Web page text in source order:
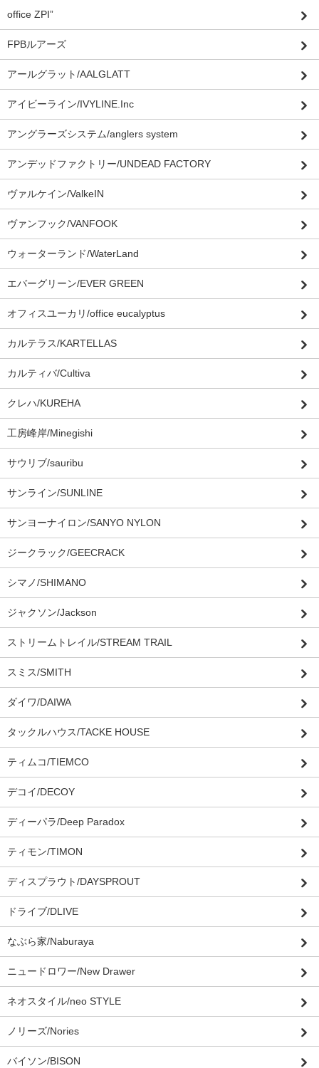
office ZPI”
FPBルアーズ
アールグラット/AALGLATT
アイビーライン/IVYLINE.Inc
アングラーズシステム/anglers system
アンデッドファクトリー/UNDEAD FACTORY
ヴァルケイン/ValkeIN
ヴァンフック/VANFOOK
ウォーターランド/WaterLand
エバーグリーン/EVER GREEN
オフィスユーカリ/office eucalyptus
カルテラス/KARTELLAS
カルティバ/Cultiva
クレハ/KUREHA
工房峰岸/Minegishi
サウリブ/sauribu
サンライン/SUNLINE
サンヨーナイロン/SANYO NYLON
ジークラック/GEECRACK
シマノ/SHIMANO
ジャクソン/Jackson
ストリームトレイル/STREAM TRAIL
スミス/SMITH
ダイワ/DAIWA
タックルハウス/TACKE HOUSE
ティムコ/TIEMCO
デコイ/DECOY
ディーパラ/Deep Paradox
ティモン/TIMON
ディスプラウト/DAYSPROUT
ドライブ/DLIVE
なぶら家/Naburaya
ニュードロワー/New Drawer
ネオスタイル/neo STYLE
ノリーズ/Nories
バイソン/BISON